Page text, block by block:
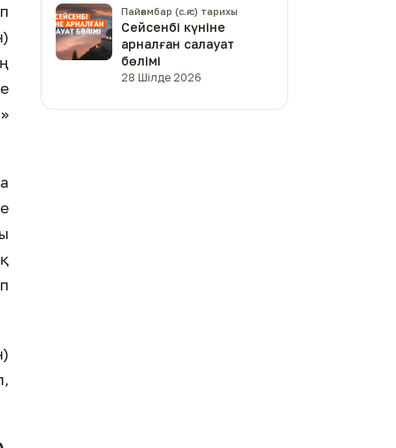
Пайғамбар (с.ғ.с) тарихы
Сейсенбі күніне
арналған салауат
бөлімі
28 Шілде 2026